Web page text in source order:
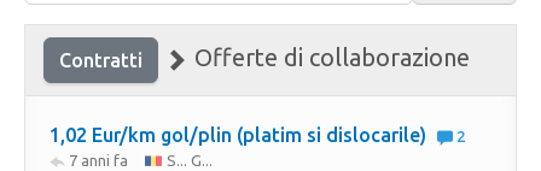
Contratti Offerte di collaborazione
1,02 Eur/km gol/plin (platim si dislocarile)
2
7 anni fa
S... G...